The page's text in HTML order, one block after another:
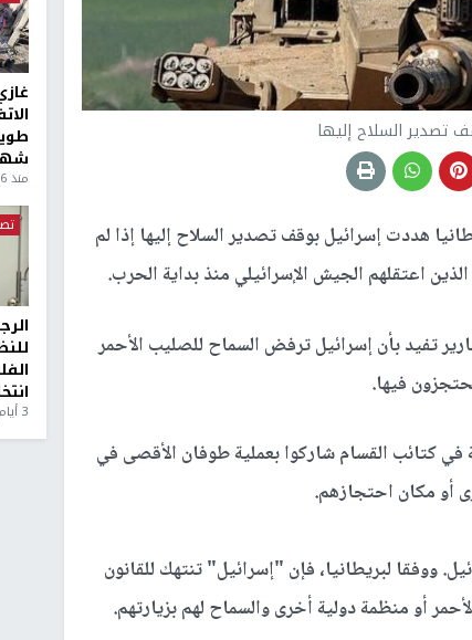
تصدير السلاح إليها
هددت إسرائيل بوقف تصدير السلاح إليها إذا لم
اعتقلهم الجيش الإسرائيلي منذ بداية الحرب.
تفيد بأن إسرائيل ترفض السماح للصليب الأحمر
فيها.
كتائب القسام شاركوا بعملية طوفان الأقصى في
ووفقا لبريطانيا، فإن "إسرائيل" تنتهك للقانون
أو منظمة دولية أخرى والسماح لهم بزيارتهم.
منذ 16 ثانية
3 أيام، 23 ساعة ago